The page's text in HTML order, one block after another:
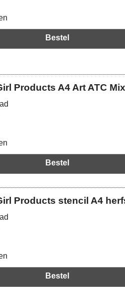
Bestel
Products A4 Art ATC
Bestel
Products stencil A4
Bestel